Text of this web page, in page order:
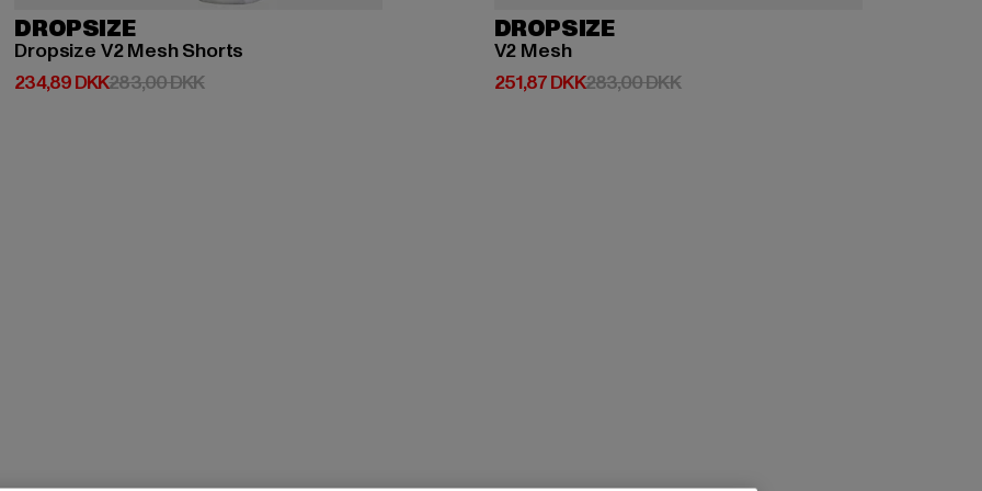
DROPSIZE
Dropsize V2 Mesh Shorts
234,89 DKK
Nuværende pris: 234,89 DKK
283,00 DKKKampagnepris: 283,00 DKK
DROPSIZE
V2 Mesh
251,87 DKK
Nuværende pris: 251,87 DKK
283,00 DKKKampagnepris: 283,00 DKK